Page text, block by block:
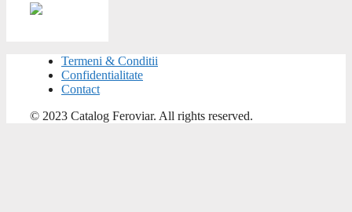
Termeni & Conditii
Confidentialitate
Contact
© 2023 Catalog Feroviar. All rights reserved.